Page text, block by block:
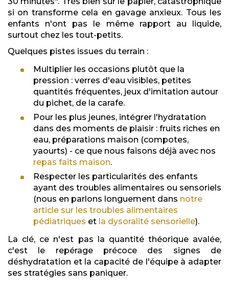
si on transforme cela en gavage anxieux. Tous les
enfants n'ont pas le même rapport au liquide,
surtout chez les tout-petits.
Quelques pistes issues du terrain :
Multiplier les occasions plutôt que la
pression : verres d'eau visibles, petites
quantités fréquentes, jeux d'imitation autour
du pichet, de la carafe.
Pour les plus jeunes, intégrer l'hydratation
dans des moments de plaisir : fruits riches en
eau, préparations maison (compotes,
yaourts) - ce que nous faisons déjà avec nos
repas faits maison.
Respecter les particularités des enfants
ayant des troubles alimentaires ou sensoriels
(nous en parlons longuement dans notre
article sur les troubles alimentaires
pédiatriques et la dysoralité sensorielle).
La clé, ce n'est pas la quantité théorique avalée,
c'est le repérage précoce des signes de
déshydratation et la capacité de l'équipe à adapter
ses stratégies sans paniquer.